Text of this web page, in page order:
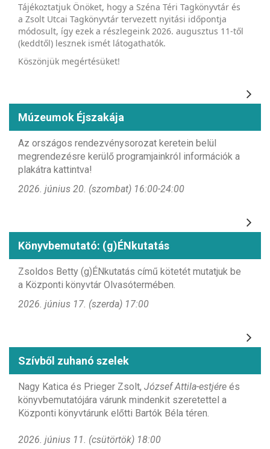
Tájékoztatjuk Önöket, hogy a Széna Téri Tagkönyvtár és
a Zsolt Utcai Tagkönyvtár tervezett nyitási időpontja
módosult, így ezek a részlegeink 2026. augusztus 11-től
(keddtől) lesznek ismét látogathatók.
Köszönjük megértésüket!
Múzeumok Éjszakája
Az országos rendezvénysorozat keretein belül
megrendezésre kerülő programjainkról információk a
plakátra kattintva!
2026. június 20. (szombat) 16:00-24:00
Könyvbemutató: (g)ÉNkutatás
Zsoldos Betty (g)ÉNkutatás című kötetét mutatjuk be
a Központi könyvtár Olvasótermében.
2026. június 17. (szerda) 17:00
Szívből zuhanó szelek
Nagy Katica és Prieger Zsolt, József Attila-estjére és
könyvbemutatójára várunk mindenkit szeretettel a
Központi könyvtárunk előtti Bartók Béla téren.
2026. június 11. (csütörtök) 18:00